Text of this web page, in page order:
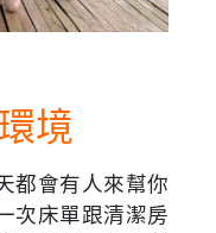
境
都會有人來幫你
次床單跟清潔房